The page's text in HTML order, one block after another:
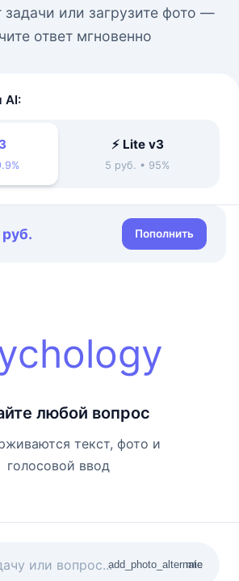
задачи или загрузите фото —
ответ мгновенно
AI:
⚡ Lite v3
5 руб. • 95%
руб. Пополнить
любой вопрос
текст, фото и
голосовой ввод
add_photo_alternate
mic